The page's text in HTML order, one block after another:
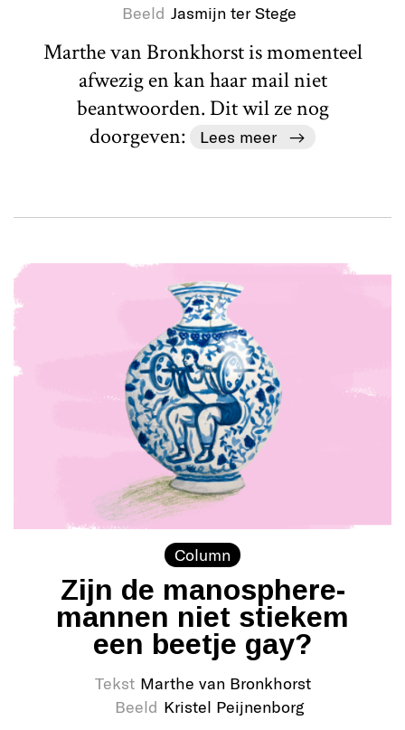
Beeld Jasmijn ter Stege
Marthe van Bronkhorst is momenteel
afwezig en kan haar mail niet
beantwoorden. Dit wil ze nog
doorgeven:
Lees meer
Column
Zijn de manosphere-
mannen niet stiekem
een beetje gay?
Tekst Marthe van Bronkhorst
Beeld Kristel Peijnenborg